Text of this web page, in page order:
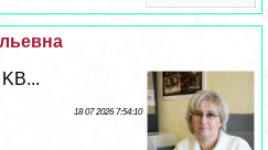
18 07 2026 7:54:10